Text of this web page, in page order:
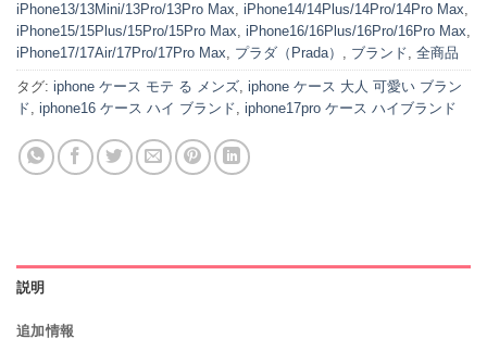
iPhone13/13Mini/13Pro/13Pro Max, iPhone14/14Plus/14Pro/14Pro Max,
iPhone15/15Plus/15Pro/15Pro Max, iPhone16/16Plus/16Pro/16Pro Max,
iPhone17/17Air/17Pro/17Pro Max, プラダ（Prada） , ブランド, 全商品
タグ: iphone ケース モテ る メンズ, iphone ケース 大人 可愛い ブラン
ド, iphone16 ケース ハイ ブランド, iphone17pro ケース ハイブランド
説明
追加情報